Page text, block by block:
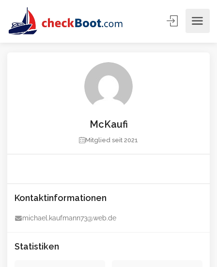
McKaufi
Mitglied seit 2021
Kontaktinformationen
michael.kaufmann73@web.de
Statistiken